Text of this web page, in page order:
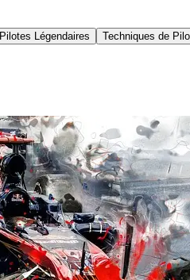
Pilotes Légendaires Techniques de